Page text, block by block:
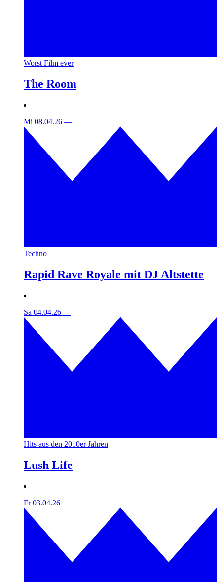
Worst Film ever
The Room
Mi 08.04.26 —
Techno
Rapid Rave Royale mit DJ Altstette
Sa 04.04.26 —
Hits aus den 2010er Jahren
Lush Life
Fr 03.04.26 —